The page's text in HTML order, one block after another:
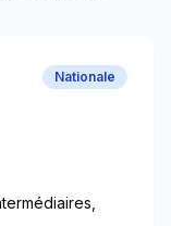
Nationale